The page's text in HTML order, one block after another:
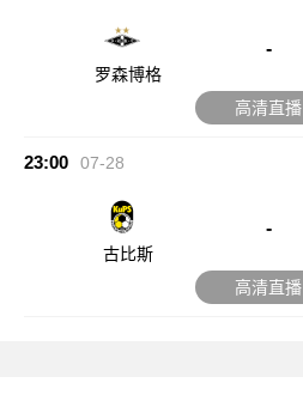
罗森博格
-
高清直播
23:00 07-28
古比斯
-
高清直播